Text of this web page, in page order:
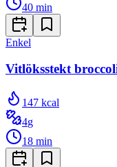
40 min
Enkel
Vitlöksstekt
147 kcal
4g
18 min